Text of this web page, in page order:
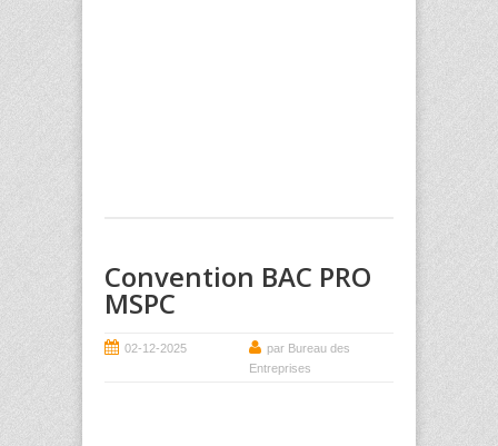
Convention BAC PRO
MSPC
02-12-2025
par Bureau des
Entreprises